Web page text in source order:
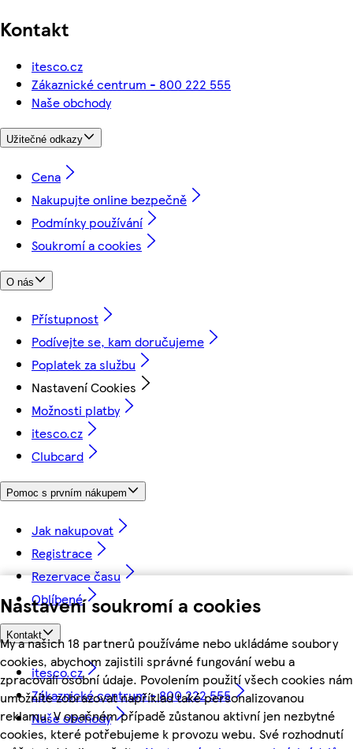
Nastavení soukromí a cookies
My a našich 18 partnerů používáme nebo ukládáme soubory
cookies, abychom zajistili správné fungování webu a
zpracovali osobní údaje. Povolením použití všech cookies nám
umožníte zobrazovat například také personalizovanou
reklamu. V opačném případě zůstanou aktivní jen nezbytné
cookies, které potřebujeme k provozu webu. Své rozhodnutí
Kontakt
itesco.cz
Zákaznické centrum - 800 222 555
Naše obchody
Užitečné odkazy
Cena
Nakupujte online bezpečně
Podmínky používání
Soukromí a cookies
O nás
Přístupnost
Podívejte se, kam doručujeme
Poplatek za službu
Nastavení Cookies
Možnosti platby
itesco.cz
Clubcard
Pomoc s prvním nákupem
Jak nakupovat
Registrace
Rezervace času
Oblíbené
Kontakt
itesco.cz
Zákaznické centrum - 800 222 555
Naše obchody